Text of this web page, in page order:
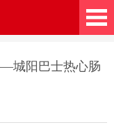
城阳巴士热心肠